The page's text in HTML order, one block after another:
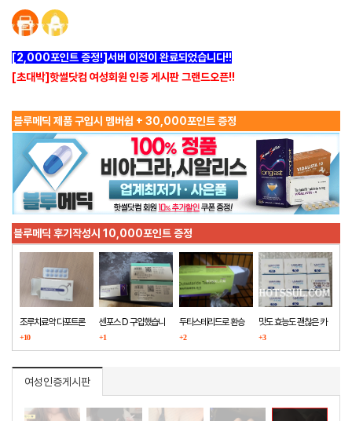
[2,000포인트 증정!]서버 이전이 완료되었습니다!!
[초대박]핫썰닷컴 여성회원 인증 게시판 그랜드오픈!!
블루메딕 제품 구입시 멤버쉽 + 30,000포인트 증정
블루메딕 후기작성시 10,000포인트 증정
조루치료약 다포트론
구매했습니다
+10
센포스 D 구입했습니
다
+1
두타스테리드로 환승
+2
맛도 효능도 괜찮은 카
마그라
+3
여성인증게시판